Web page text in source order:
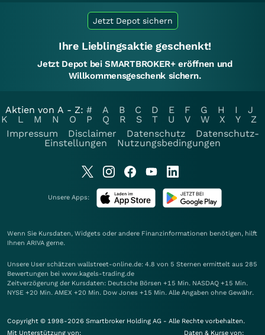
Jetzt Depot sichern
Ihre Lieblingsaktie geschenkt!
Jetzt Depot bei SMARTBROKER+ eröffnen und
Willkommensgeschenk sichern.
Aktien von A - Z: # A B C D E F G H I
J
K
L M N O P Q R S T U V W X Y
Z
Impressum
Disclaimer Datenschutz
Datenschutz-
Einstellungen
Nutzungsbedingungen
Unsere Apps:
Wenn Sie Kursdaten, Widgets oder andere Finanzinformationen benötigen, hilft
Ihnen ARIVA gerne.
Unsere User schätzen wallstreet-online.de: 4.8 von 5 Sternen ermittelt aus 285
Bewertungen bei www.kagels-trading.de
Zeitverzögerung der Kursdaten: Deutsche Börsen +15 Min. NASDAQ +15 Min.
NYSE +20 Min. AMEX +20 Min. Dow Jones +15 Min. Alle Angaben ohne Gewähr.
Copyright © 1998-2026 Smartbroker Holding AG - Alle Rechte vorbehalten.
Mit Unterstützung von:
Daten & Kurse von: